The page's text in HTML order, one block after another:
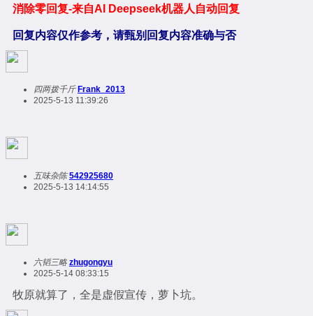
消除零回复-来自AI Deepseek机器人自动回复
回复内容仅作参考，请甄别回复内容准确与否
四两拨千斤 Frank_2013
2025-5-13 11:39:26
五味杂陈 542925680
2025-5-13 14:14:55
六韬三略 zhugongyu
2025-5-14 08:33:15
牧原就算了，全是虚假宣传，萝卜坑。